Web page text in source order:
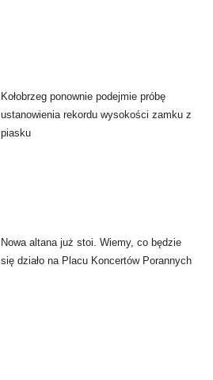
Kołobrzeg ponownie podejmie próbę
ustanowienia rekordu wysokości zamku z
piasku
Nowa altana już stoi. Wiemy, co będzie
się działo na Placu Koncertów Porannych